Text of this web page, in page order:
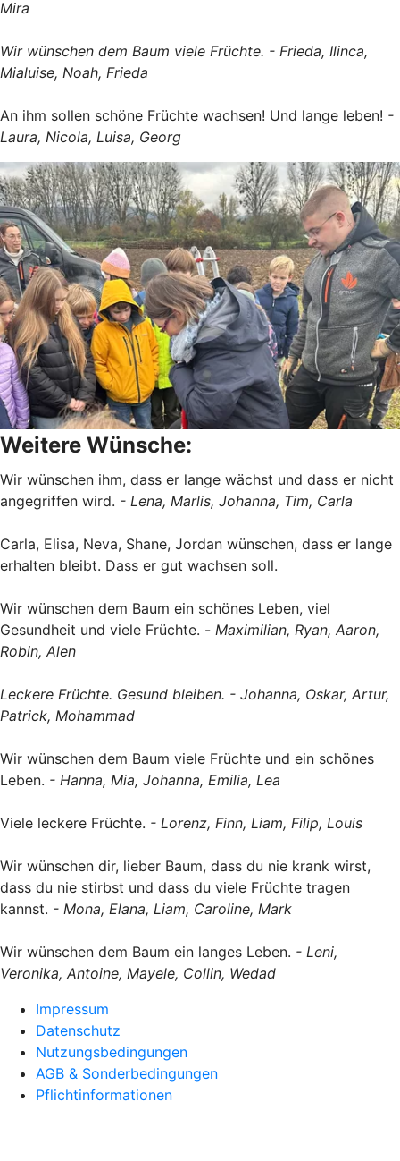
Mira
Wir wünschen dem Baum viele Früchte. - Frieda, Ilinca,
Mialuise, Noah, Frieda
An ihm sollen schöne Früchte wachsen! Und lange leben! -
Laura, Nicola, Luisa, Georg
Weitere Wünsche:
Wir wünschen ihm, dass er lange wächst und dass er nicht
angegriffen wird. - Lena, Marlis, Johanna, Tim, Carla
Carla, Elisa, Neva, Shane, Jordan wünschen, dass er lange
erhalten bleibt. Dass er gut wachsen soll.
Wir wünschen dem Baum ein schönes Leben, viel
Gesundheit und viele Früchte. - Maximilian, Ryan, Aaron,
Robin, Alen
Leckere Früchte. Gesund bleiben. - Johanna, Oskar, Artur,
Patrick, Mohammad
Wir wünschen dem Baum viele Früchte und ein schönes
Leben. - Hanna, Mia, Johanna, Emilia, Lea
Viele leckere Früchte. - Lorenz, Finn, Liam, Filip, Louis
Wir wünschen dir, lieber Baum, dass du nie krank wirst,
dass du nie stirbst und dass du viele Früchte tragen
kannst. - Mona, Elana, Liam, Caroline, Mark
Wir wünschen dem Baum ein langes Leben. - Leni,
Veronika, Antoine, Mayele, Collin, Wedad
Impressum
Datenschutz
Nutzungsbedingungen
AGB & Sonderbedingungen
Pflichtinformationen